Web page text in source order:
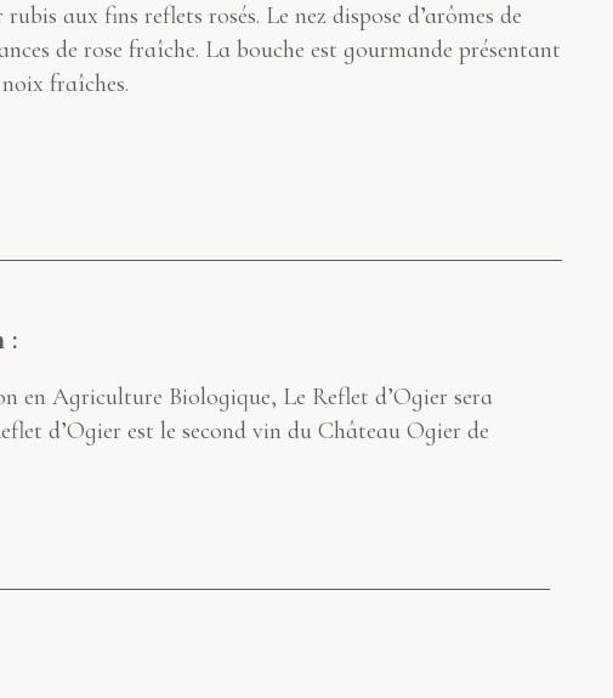
aux fins reflets rosés. Le nez dispose d’arômes de
de rose fraîche. La bouche est gourmande présentant
fraîches.
:
en Agriculture Biologique, Le Reflet d’Ogier sera
d’Ogier est le second vin du Château Ogier de